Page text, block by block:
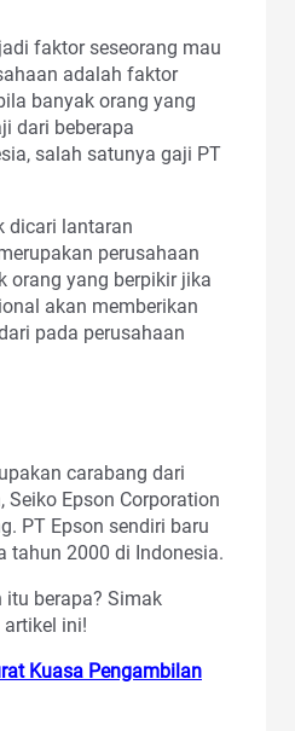
faktor seseorang mau
adalah faktor
banyak orang yang
dari beberapa
salah satunya gaji PT
dicari lantaran
perusahaan
orang yang berpikir jika
akan memberikan
pada perusahaan
carabang dari
Seiko Epson Corporation
PT Epson sendiri baru
tahun 2000 di Indonesia.
itu berapa? Simak
ini!
Kuasa Pengambilan